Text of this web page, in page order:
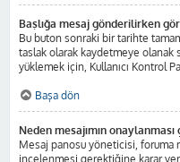
Başlığa mesaj gönderilirken
Bu buton sonraki bir tarihte
taslak olarak kaydetmeye olanak
yüklemek için, Kullanıcı Kontrol
Başa dön
Neden mesajımın
Mesaj panosu yöneticisi, foruma
incelenmesi gerektiğine karar